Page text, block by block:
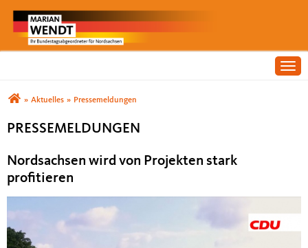
Sie sind hier
» Aktuelles » Pressemeldungen
PRESSEMELDUNGEN
Nordsachsen wird von Projekten stark
profitieren